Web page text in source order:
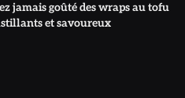
jamais goûté des wraps au tofu
et savoureux